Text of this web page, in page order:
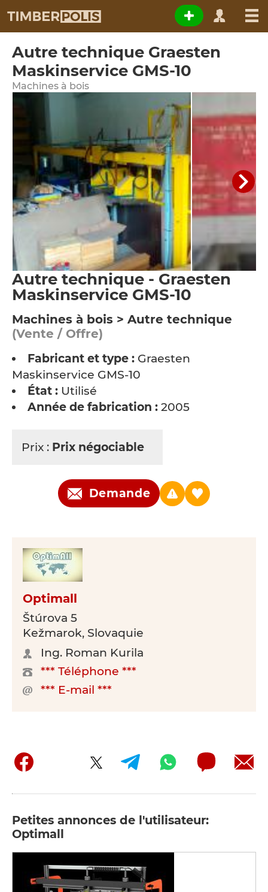
Autre technique Graesten
Maskinservice GMS-10
Machines à bois
Autre technique - Graesten
Maskinservice GMS-10
Machines à bois > Autre technique
(Vente / Offre)
Fabricant et type : Graesten
Maskinservice GMS-10
État : Utilisé
Année de fabrication : 2005
Prix : Prix négociable
Demande
Optimall
Štúrova 5
Kežmarok, Slovaquie
Ing. Roman Kurila
*** Téléphone ***
*** E-mail ***
Petites annonces de l'utilisateur:
Optimall